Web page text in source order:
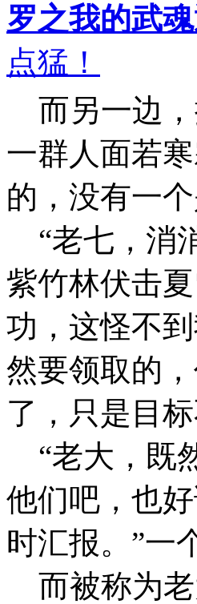
罗之我的武
点猛！
而另一边，
一群人面若
的，没有一
“老七，消
紫竹林伏击
功，这怪不
然要领取的
了，只是目
“老大，既
他们吧，也
时汇报。”一
而被称为老